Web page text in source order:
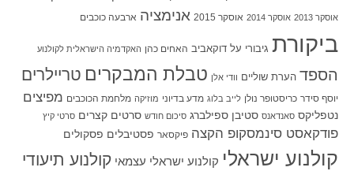
אוסקר 2013 אוסקר 2014 אוסקר 2015 אנימציה ארבעה כוכבים
ביקורת גיבורי על דוקאביב האחים כהן האקדמיה הישראלית לקולנוע
הספד הערת שוליים וודי אלן טבלת המבקרים טריילרים
יוסף סידר כריסטופר נולן לייב בלוג מדע בדיוני מוזיקה מלחמת הכוכבים מפיצים
נטפליקס סאנדאנס סטיבן ספילברג סיכום חודש סרטים קצרים סרטי קיץ
פודקאסט סינמסקופ הקצה פיקסאר פסטיבלים פסקולים
קולנוע ישראלי קולנוע ישראלי עצמאי קולנוע תיעודי